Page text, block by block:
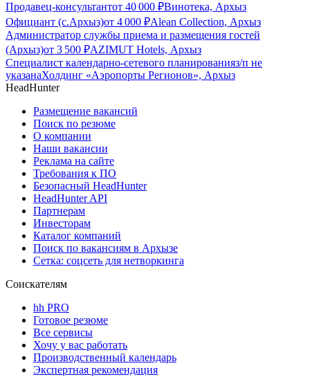
Продавец-консультантот 40 000 ₽Винотека, Архыз
Официант (с.Архыз)от 4 000 ₽Alean Collection, Архыз
Администратор службы приема и размещения гостей
(Архыз)от 3 500 ₽AZIMUT Hotels, Архыз
Специалист календарно-сетевого планированияз/п не
указанаХолдинг «Аэропорты Регионов», Архыз
HeadHunter
Размещение вакансий
Поиск по резюме
О компании
Наши вакансии
Реклама на сайте
Требования к ПО
Безопасный HeadHunter
HeadHunter API
Партнерам
Инвесторам
Каталог компаний
Поиск по вакансиям в Архызе
Сетка: соцсеть для нетворкинга
Соискателям
hh PRO
Готовое резюме
Все сервисы
Хочу у вас работать
Производственный календарь
Экспертная рекомендация